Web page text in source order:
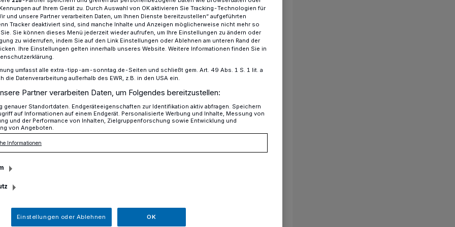
am 12. Juni im TiG
und gute Laune
stimmt wieder ein: Am
im TiG – Theater im
auf Ihrem Gerät zu. Durch Auswahl von OK aktivieren Sie Tracking-Technologien für
und unsere Partner verarbeiten Daten, um Ihnen Dienste bereitzustellen“ aufgeführten
Tracker deaktiviert sind, sind manche Inhalte und Anzeigen möglicherweise nicht mehr so
Sie können dieses Menü jederzeit wieder aufrufen, um Ihre Einstellungen zu ändern oder
zu widerrufen, indem Sie auf den Link Einstellungen oder Ablehnen am unteren Rand der
Ihre Einstellungen gelten innerhalb unseres Website. Weitere Informationen finden Sie in
umfasst alle extra-tipp-am-sonntag.de-Seiten und schließt gem. Art. 49 Abs. 1 S. 1 lit. a
die Datenverarbeitung außerhalb des EWR, z.B. in den USA ein.
Partner verarbeiten Daten, um Folgendes bereitzustellen:
genauer Standortdaten. Endgeräteeigenschaften zur Identifikation aktiv abfragen. Speichern
auf Informationen auf einem Endgerät. Personalisierte Werbung und Inhalte, Messung von
und der Performance von Inhalten, Zielgruppenforschung sowie Entwicklung und
von Angeboten.
Informationen
Einstellungen oder Ablehnen OK